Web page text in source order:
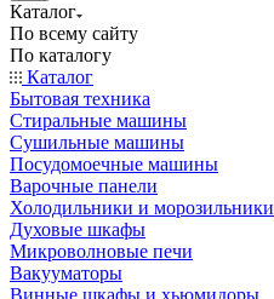
Каталог
По всему сайту
По каталогу
Каталог
Бытовая техника
Стиральные машины
Сушильные машины
Посудомоечные машины
Варочные панели
Холодильники и морозильники
Духовые шкафы
Микроволновые печи
Вакууматоры
Винные шкафы и хьюмидоры